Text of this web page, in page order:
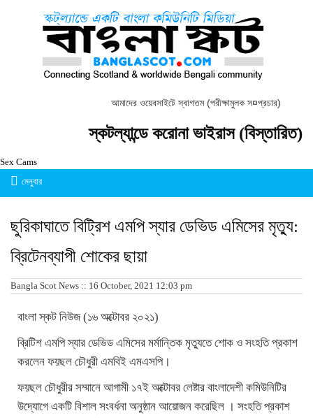
আমাদের ওয়েবসাইটে স্বাগতম (পরীক্ষামুলক স¤প্রচার)
স্কটল্যান্ডে করোনা ভাইরাস (বিস্তারিত)
Sex Cams
মেনুবার
ছুরিকাঘাতে বিট্রিশ এমপি স্যার ডেভিড এমিসের মৃত্যু:
ব্রিটেনব্যাপী শোকের ছায়া
Bangla Scot News :: 16 October, 2021 12:03 pm
বাংলা স্কট নিউজ (১৬ অক্টোবর ২০২১)
ব্রিটিশ এমপি স্যার ডেভিড এমিসের মর্মান্তিক মৃত্যুতে শোক ও সংহতি প্রকাশ
করলেন ফয়ছল চৌধুরী এমবিই এমএসপি।
ফয়ছল চৌধুরীর সম্মানে আগামী ১৭ই অক্টোবর লেষ্টার বাংলাদেশী কমিউনিটির
উদ্যোগে একটি বিশাল সংবর্ধনা অনুষ্ঠান আয়োজন করেছিল । সংহতি প্রকাশ